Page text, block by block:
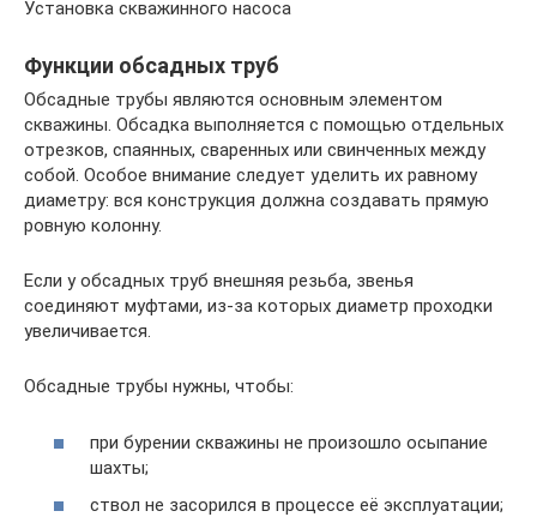
Установка скважинного насоса
Функции обсадных труб
Обсадные трубы являются основным элементом
скважины. Обсадка выполняется с помощью отдельных
отрезков, спаянных, сваренных или свинченных между
собой. Особое внимание следует уделить их равному
диаметру: вся конструкция должна создавать прямую
ровную колонну.
Если у обсадных труб внешняя резьба, звенья
соединяют муфтами, из-за которых диаметр проходки
увеличивается.
Обсадные трубы нужны, чтобы:
при бурении скважины не произошло осыпание
шахты;
ствол не засорился в процессе её эксплуатации;